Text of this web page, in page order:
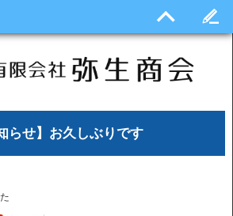
らせ】お久しぶりです